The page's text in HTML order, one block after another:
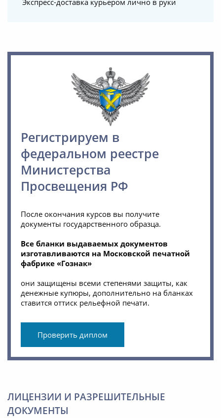
Регистрируем в
федеральном реестре
Министерства
Просвещения РФ
После окончания курсов вы получите
документы государственного образца.
Все бланки выдаваемых документов
изготавливаются на Московской печатной
фабрике «Гознак»
они защищены всеми степенями защиты, как
денежные купюры, дополнительно на бланках
ставится оттиск рельефной печати.
Проверить диплом
ЛИЦЕНЗИИ И РАЗРЕШИТЕЛЬНЫЕ
ДОКУМЕНТЫ